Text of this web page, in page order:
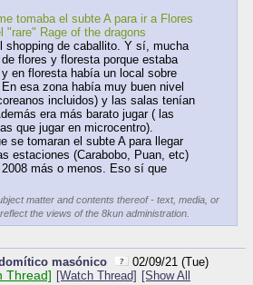
tomaba el subte A para ir a Flores
"rare" Rage of the dragons
shopping de caballito. Y sí, mucha
flores y floresta porque estaba
en floresta había un local sobre
esa zona había muy buen nivel
incluidos) y las salas tenían
era más barato jugar ( las
que jugar en microcentro).
se tomaran el subte A para llegar
estaciones (Carabobo, Puan, etc)
2008 más o menos. Eso sí que
matter and contents thereof - text, media, or
the views of the 8kun administration.
masónico
02/09/21 (Tue)
Thread] [Watch Thread] [Show All